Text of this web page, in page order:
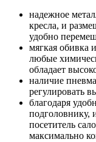
надежное
кресла, и
удобно
мягкая обивка
любые
обладает
наличие
регулировать
благодаря
посетитель
максимально